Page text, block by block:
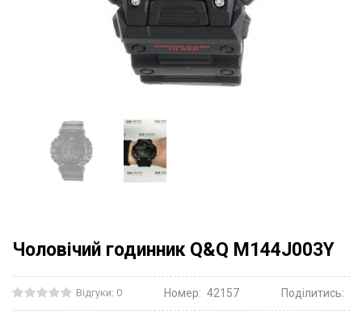
Чоловічий годинник Q&Q M144J003Y
Відгуки: 0 Номер: 42157 Поділитись: